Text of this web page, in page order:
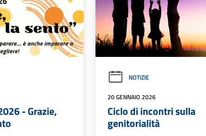
- Grazie,
NOTIZIE
20 GENNAIO 2026
Ciclo di incontri sulla
genitorialità